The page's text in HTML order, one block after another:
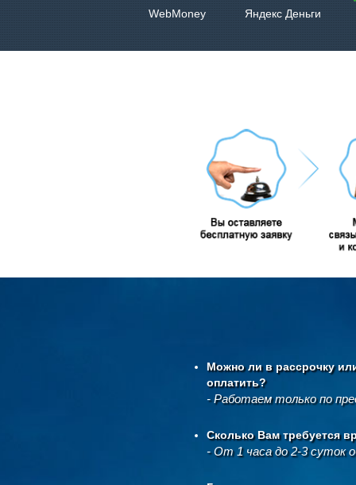
WebMoney Яндекс Деньги
Можно ли в рассрочку
оплатить?
- Работаем только по
Сколько Вам требуется
- От 1 часа до 2-3 суток